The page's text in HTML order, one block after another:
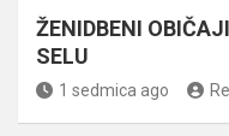
ŽENIDBENI
SELU
1 sedmica ago